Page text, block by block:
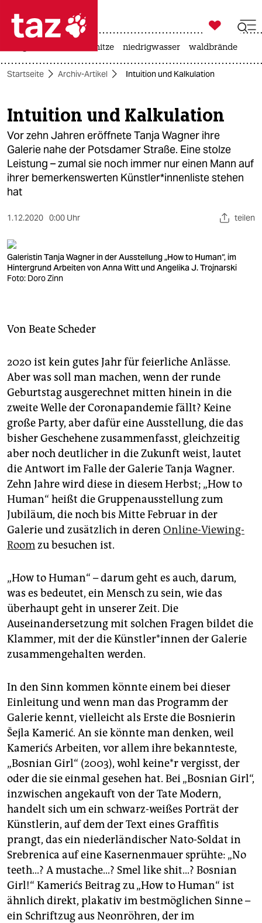
 taz zahl ich
taz zahl ich
themen
politik
öko
gesellschaft
kultur
sport
berlin
verlag
veranstaltungen
shop
fragen & hilfe
unterstützen
abo
genossenschaft
epaper login

taz zahl ich
hitze niedrigwasser waldbrände
Startseite Archiv-Artikel Intuition und Kalkulation
Intuition und Kalkulation
Vor zehn Jahren eröffnete Tanja Wagner ihre
Galerie nahe der Potsdamer Straße. Eine stolze
Leistung – zumal sie noch immer nur einen Mann auf
ihrer bemerkenswerten Künstler*innenliste stehen
hat
1.12.2020 0:00 Uhr teilen
Galeristin Tanja Wagner in der Ausstellung „How to Human“, im
Hintergrund Arbeiten von Anna Witt und Angelika J. Trojnarski
Foto: Doro Zinn
Von Beate Scheder
2020 ist kein gutes Jahr für feierliche Anlässe.
Aber was soll man machen, wenn der runde
Geburtstag ausgerechnet mitten hinein in die
zweite Welle der Coronapandemie fällt? Keine
große Party, aber dafür eine Ausstellung, die das
bisher Geschehene zusammenfasst, gleichzeitig
aber noch deutlicher in die Zukunft weist, lautet
die Antwort im Falle der Galerie Tanja Wagner.
Zehn Jahre wird diese in diesem Herbst; „How to
Human“ heißt die Gruppenausstellung zum
Jubiläum, die noch bis Mitte Februar in der
Galerie und zusätzlich in deren Online-Viewing-
Roomzu besuchen ist.
„How to Human“ – darum geht es auch, darum,
was es bedeutet, ein Mensch zu sein, wie das
überhaupt geht in unserer Zeit. Die
Auseinandersetzung mit solchen Fragen bildet die
Klammer, mit der die Künstler*innen der Galerie
zusammengehalten werden.
In den Sinn kommen könnte einem bei dieser
Einleitung und wenn man das Programm der
Galerie kennt, vielleicht als Erste die Bosnierin
Šejla Kamerić. An sie könnte man denken, weil
Kamerićs Arbeiten, vor allem ihre bekannteste,
„Bosnian Girl“ (2003), wohl keine*r vergisst, der
oder die sie einmal gesehen hat. Bei „Bosnian Girl“,
inzwischen angekauft von der Tate Modern,
handelt sich um ein schwarz-weißes Porträt der
Künstlerin, auf dem der Text eines Graffitis
prangt, das ein niederländischer Nato-Soldat in
Srebrenica auf eine Kasernenmauer sprühte: „No
teeth...? A mustache...? Smel like shit...? Bosnian
Girl!“ Kamerićs Beitrag zu „How to Human“ ist
ähnlich direkt, plakativ im bestmöglichen Sinne –
ein Schriftzug aus Neonröhren, der im